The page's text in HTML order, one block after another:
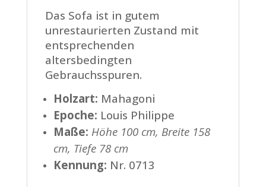
Das Sofa ist in gutem
unrestaurierten Zustand mit
entsprechenden
altersbedingten
Gebrauchsspuren.
Holzart: Mahagoni
Epoche: Louis Philippe
Maße: Höhe 100 cm, Breite 158
cm, Tiefe 78 cm
Kennung: Nr. 0713